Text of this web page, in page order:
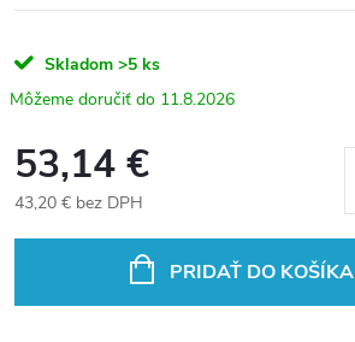
Skladom >5 ks
11.8.2026
53,14 €
43,20 € bez DPH
PRIDAŤ DO KOŠÍKA